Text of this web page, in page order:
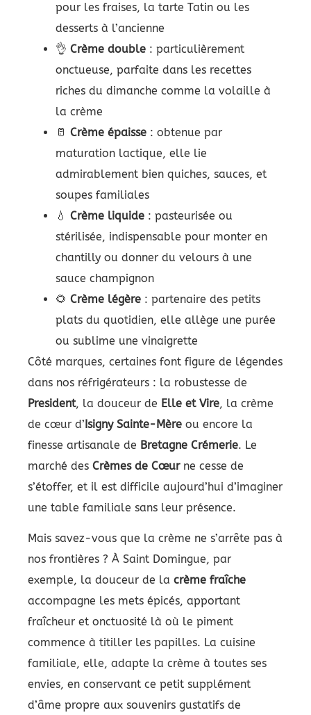
pour les fraises, la tarte Tatin ou les
desserts à l’ancienne
👌 Crème double : particulièrement
onctueuse, parfaite dans les recettes
riches du dimanche comme la volaille à
la crème
🥛 Crème épaisse : obtenue par
maturation lactique, elle lie
admirablement bien quiches, sauces, et
soupes familiales
💧 Crème liquide : pasteurisée ou
stérilisée, indispensable pour monter en
chantilly ou donner du velours à une
sauce champignon
🌻 Crème légère : partenaire des petits
plats du quotidien, elle allège une purée
ou sublime une vinaigrette
Côté marques, certaines font figure de légendes
dans nos réfrigérateurs : la robustesse de
President, la douceur de Elle et Vire, la crème
de cœur d’Isigny Sainte-Mère ou encore la
finesse artisanale de Bretagne Crémerie. Le
marché des Crèmes de Cœurne cesse de
s’étoffer, et il est difficile aujourd’hui d’imaginer
une table familiale sans leur présence.
Mais savez-vous que la crème ne s’arrête pas à
nos frontières ? À Saint Domingue, par
exemple, la douceur de la crème fraîche
accompagne les mets épicés, apportant
fraîcheur et onctuosité là où le piment
commence à titiller les papilles. La cuisine
familiale, elle, adapte la crème à toutes ses
envies, en conservant ce petit supplément
d’âme propre aux souvenirs gustatifs de